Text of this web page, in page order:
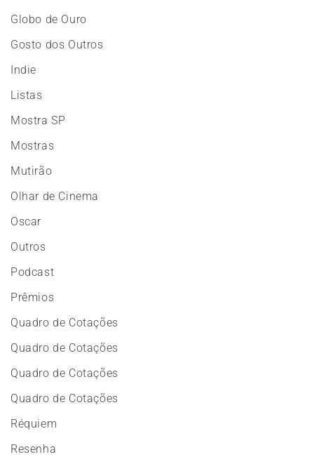
Globo de Ouro
Gosto dos Outros
Indie
Listas
Mostra SP
Mostras
Mutirão
Olhar de Cinema
Oscar
Outros
Podcast
Prêmios
Quadro de Cotações
Quadro de Cotações
Quadro de Cotações
Quadro de Cotações
Réquiem
Resenha